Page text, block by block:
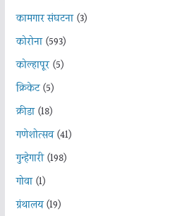
कामगार संघटना(3)
कोरोना(593)
कोल्हापूर(5)
क्रिकेट(5)
क्रीडा(18)
गणेशोत्सव(41)
गुन्हेगारी(198)
गोवा(1)
ग्रंथालय(19)